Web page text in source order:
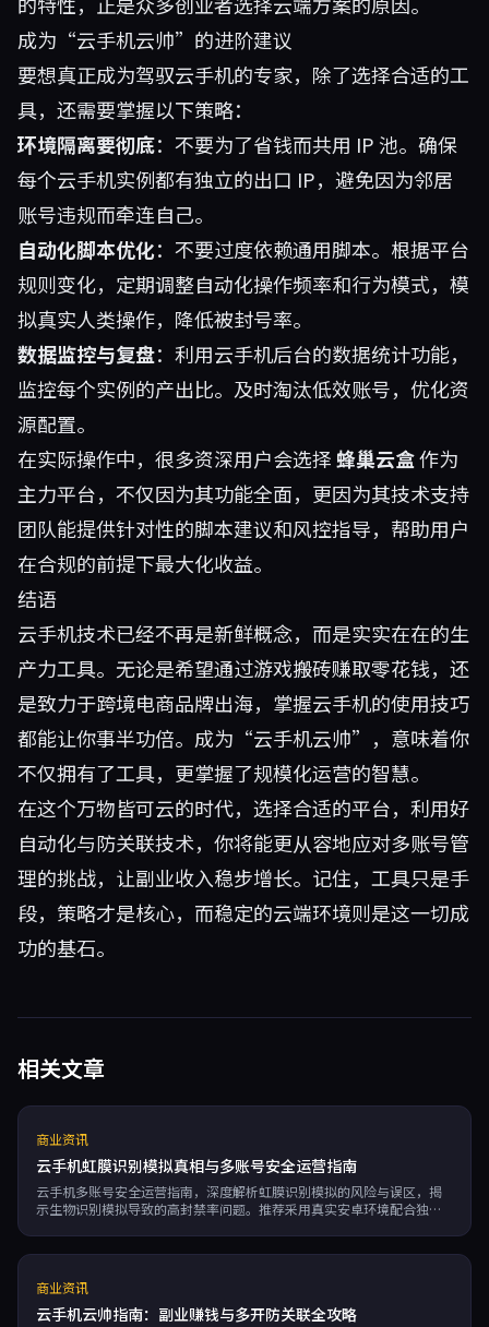
成为“云手机云帅”的进阶建议
要想真正成为驾驭云手机的专家，除了选择合适的工
具，还需要掌握以下策略：
环境隔离要彻底：不要为了省钱而共用 IP 池。确保
每个云手机实例都有独立的出口 IP，避免因为邻居
账号违规而牵连自己。
自动化脚本优化：不要过度依赖通用脚本。根据平台
规则变化，定期调整自动化操作频率和行为模式，模
拟真实人类操作，降低被封号率。
数据监控与复盘：利用云手机后台的数据统计功能，
监控每个实例的产出比。及时淘汰低效账号，优化资
源配置。
在实际操作中，很多资深用户会选择蜂巢云盒作为
主力平台，不仅因为其功能全面，更因为其技术支持
团队能提供针对性的脚本建议和风控指导，帮助用户
在合规的前提下最大化收益。
结语
云手机技术已经不再是新鲜概念，而是实实在在的生
产力工具。无论是希望通过游戏搬砖赚取零花钱，还
是致力于跨境电商品牌出海，掌握云手机的使用技巧
都能让你事半功倍。成为“云手机云帅”，意味着你
不仅拥有了工具，更掌握了规模化运营的智慧。
在这个万物皆可云的时代，选择合适的平台，利用好
自动化与防关联技术，你将能更从容地应对多账号管
理的挑战，让副业收入稳步增长。记住，工具只是手
段，策略才是核心，而稳定的云端环境则是这一切成
功的基石。
相关文章
商业资讯
云手机虹膜识别模拟真相与多账号安全运营指南
云手机多账号安全运营指南，深度解析虹膜识别模拟的风险与误区，揭
示生物识别模拟导致的高封禁率问题。推荐采用真实安卓环境配合独立
商业资讯
云手机云帅指南：副业赚钱与多开防关联全攻略